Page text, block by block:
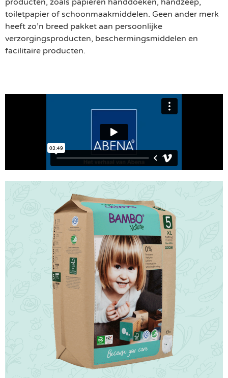
toiletpapier of schoonmaakmiddelen. Geen ander merk
heeft zo’n breed pakket aan persoonlijke
verzorgingsproducten, beschermingsmiddelen en
facilitaire producten.